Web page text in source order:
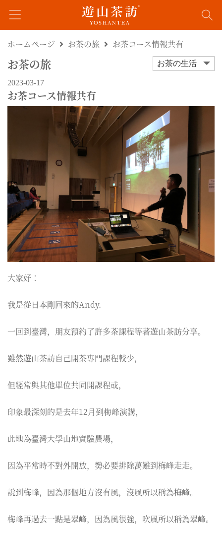
ホームページ お茶の旅 お茶コース情報共有
お茶の旅 お茶の生活
2023-03-17
お茶コース情報共有
大家好：
我是從日本剛回來的Andy.
一回到臺灣，朋友預約了許多茶課程等著遊山茶訪分享。
雖然遊山茶訪自己開茶專門課程較少，
但經常與其他單位共同開課程或，
印象最深刻的是去年12月到梅峰演講，
此地為臺灣大學山地實驗農場，
因為平常時不對外開放，勢必要排除萬難到梅峰走走。
說到梅峰，因為那個地方沒有風，沒風所以稱為梅峰。
梅峰再過去一點是翠峰，因為風很強，吹風所以稱為翠峰。